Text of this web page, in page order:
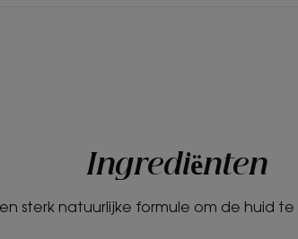
Ingrediënten
sterk natuurlijke formule om de huid te